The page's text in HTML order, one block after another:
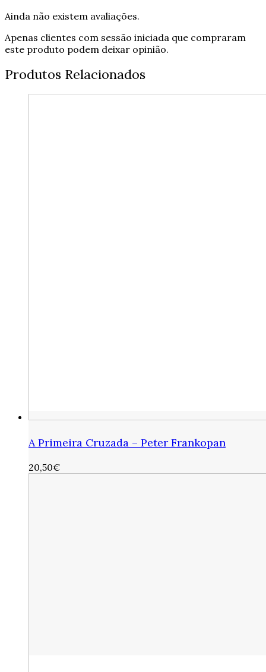
Ainda não existem avaliações.
Apenas clientes com sessão iniciada que compraram
este produto podem deixar opinião.
Produtos Relacionados
A Primeira Cruzada – Peter Frankopan
20,50€